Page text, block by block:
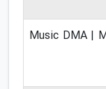
Music DMA |